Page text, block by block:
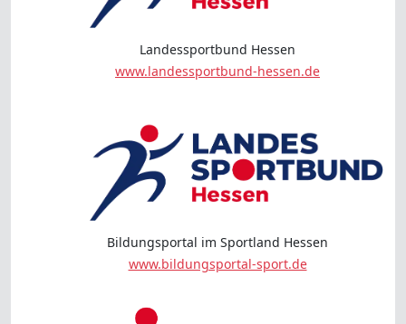
Landessportbund Hessen
www.landessportbund-hessen.de
Bildungsportal im Sportland Hessen
www.bildungsportal-sport.de